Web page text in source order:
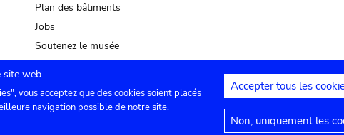
Plan des bâtiments
Jobs
Soutenez le musée
Contact Paramètres de confidentialité Mentions
site web.
vous acceptez que des cookies soient placés
navigation possible de notre site.
Accepter tous les
Non, uniquement les